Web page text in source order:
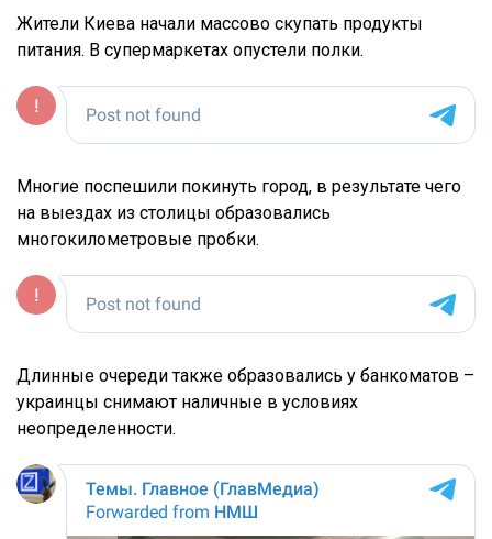
Жители Киева начали массово скупать продукты
питания. В супермаркетах опустели полки.
Многие поспешили покинуть город, в результате чего
на выездах из столицы образовались
многокилометровые пробки.
Длинные очереди также образовались у банкоматов –
украинцы снимают наличные в условиях
неопределенности.